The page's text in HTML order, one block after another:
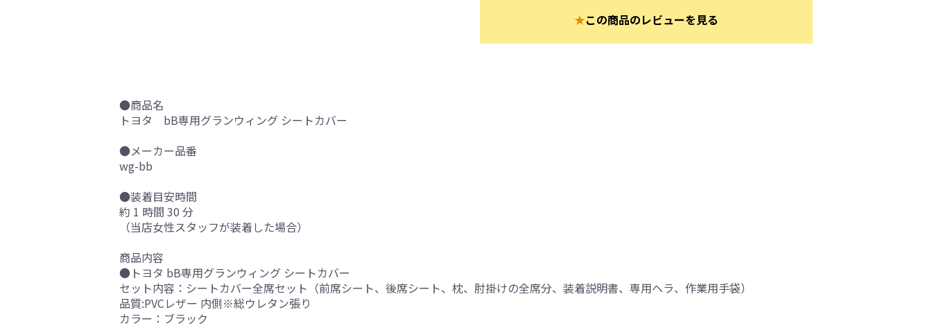
★この商品のレビューを見る
●商品名
トヨタ bB専用グランウィング シートカバー
●メーカー品番
wg-bb
●装着目安時間
約 1 時間 30 分
（当店女性スタッフが装着した場合）
商品内容
●トヨタ bB専用グランウィング シートカバー
セット内容：シートカバー全席セット（前席シート、後席シート、枕、肘掛けの全席分、装着説明書、専用ヘラ、作業用手袋）
品質:PVCレザー 内側※総ウレタン張り
カラー：ブラック